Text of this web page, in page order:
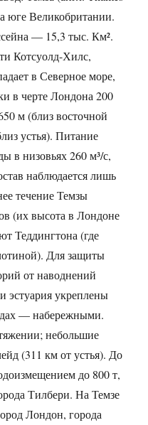
юге Великобритании.
— 15,3 тыс. Км².
Котсуолд-Хилс,
в Северное море,
в черте Лондона 200
м (близ восточной
устья). Питание
в низовьях 260 м³/с,
наблюдается лишь
течение Темзы
(их высота в Лондоне
Теддингтона (где
Для защиты
от наводнений
эстуария укреплены
— набережными.
небольшие
(311 км от устья). До
до 800 т,
Тилбери. На Темзе
Лондон, города